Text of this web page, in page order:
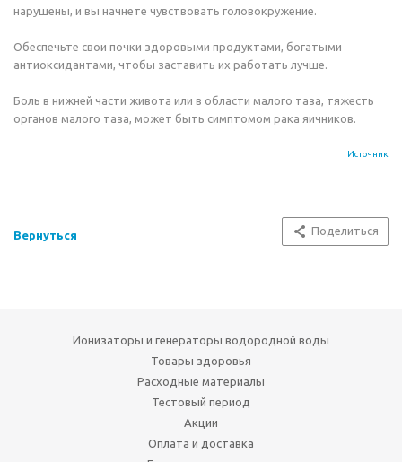
нарушены, и вы начнете чувствовать головокружение.
Обеспечьте свои почки здоровыми продуктами, богатыми
антиоксидантами, чтобы заставить их работать лучше.
Боль в нижней части живота или в области малого таза, тяжесть
органов малого таза, может быть симптомом рака яичников.
Источник
Вернуться Поделиться
Ионизаторы и генераторы водородной воды
Товары здоровья
Расходные материалы
Тестовый период
Акции
Оплата и доставка